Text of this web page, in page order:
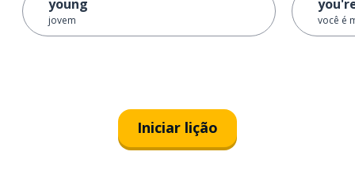
young
jovem você é
Iniciar lição